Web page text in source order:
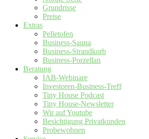
Grundrisse
Preise
Extras
Pelletofen
Business-Sauna
Business-Strandkorb
Business-Porzellan
Beratung
IAB-Webinare
Investoren-Business-Treff
Tiny House Podcast
Tiny House-Newsletter
Wir auf Youtube
Besichtigung Privatkunden
Probewohnen